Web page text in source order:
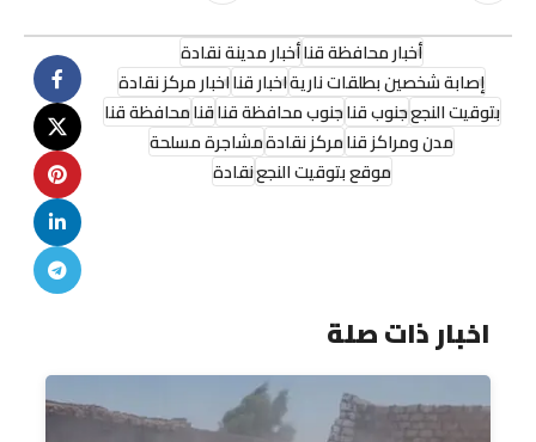
أخبار محافظة قناأخبار مدينة نقادة
إصابة شخصين بطلقات ناريةاخبار قنااخبار مركز نقادة
بتوقيت النجعجنوب قناجنوب محافظة قناقنامحافظة قنا
مدن ومراكز قنامركز نقادةمشاجرة مسلحة
موقع بتوقيت النجعنقادة
اخبار ذات صلة